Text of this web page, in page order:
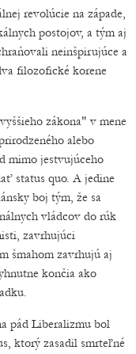
revolúcie na západe,
postojov, a tým aj
neinšpirujúce a
filozofické korene
zákona" v mene
alebo
mimo jestvujúceho
status quo. A jedine
boj tým, že sa
vládcov do rúk
zavrhujúci
šmahom zavrhujú aj
končia ako
pád Liberalizmu bol
ktorý zasadil smrteľné